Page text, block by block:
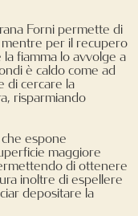
Forni permette di
per il recupero
fiamma lo avvolge a
è caldo come ad
di cercare la
risparmiando
che espone
maggiore
di ottenere
inoltre di espellere
depositare la